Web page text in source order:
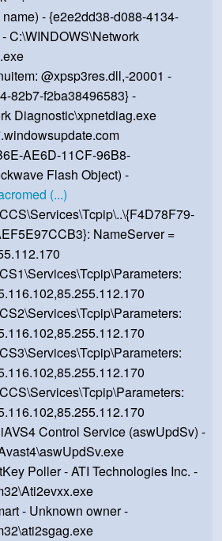
- {e2e2dd38-d088-4134-
C:\WINDOWS\Network
@xpsp3res.dll,-20001 -
82b7-f2ba38496583} -
Diagnostic\xpnetdiag.exe
AE6D-11CF-96B8-
Flash Object) -
(...)
NameServer =
Control Service (aswUpdSv) -
Poller - ATI Technologies Inc. -
- Unknown owner -